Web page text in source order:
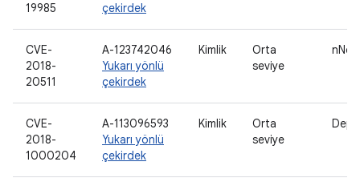
19985
çekirdek
CVE-
2018-
20511
A-123742046
Yukarı yönlü
çekirdek
Kimlik
Orta
seviye
CVE-
2018-
1000204
A-113096593
Yukarı yönlü
çekirdek
Kimlik
Orta
seviye